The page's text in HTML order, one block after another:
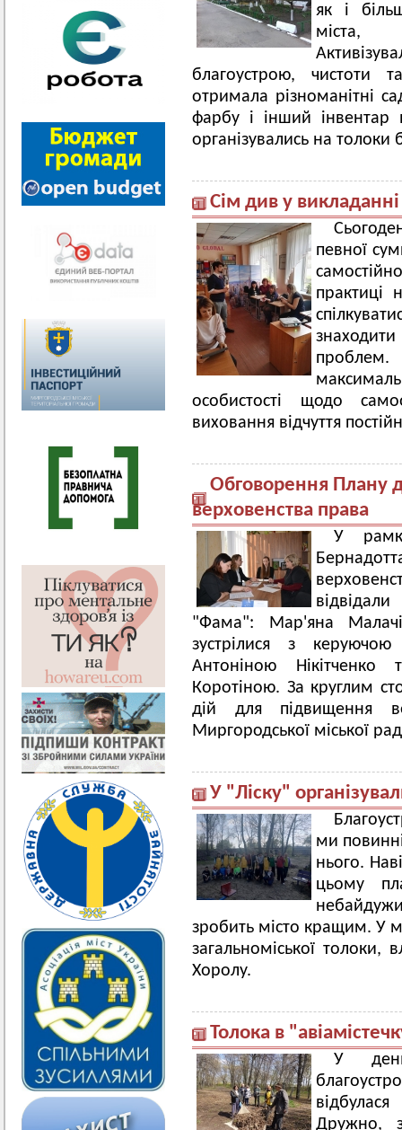
як і
міста,
благоустрою, чистоти
отримала різноманітні
фарбу і інший
організувались на толоки
Сім див у
певної
практиці
особистості щодо
виховання відчуття
Обговорення Плану
верховенства права
У
відвідали
"Фама": Мар'яна
зустрілися з
Антоніною
Коротіною. За круглим
дій для підвищення
Миргородської міської
У "Ліску"
ми
нього.
цьому
зробить місто кращим. У
загальноміської
Хоролу.
Толока в
У
Дружно,